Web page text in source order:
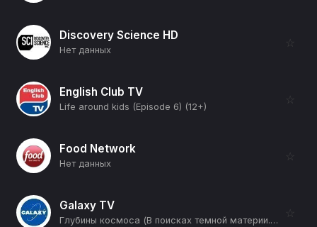
Discovery Science HD
Нет данных
☆
English Club TV
Life around kids (Episode 6) (12+)
☆
Food Network
Нет данных
☆
Galaxy TV
Глубины космоса (В поисках темной материи. Оптические часы на атомах тулия ФИАН) (12+)
☆